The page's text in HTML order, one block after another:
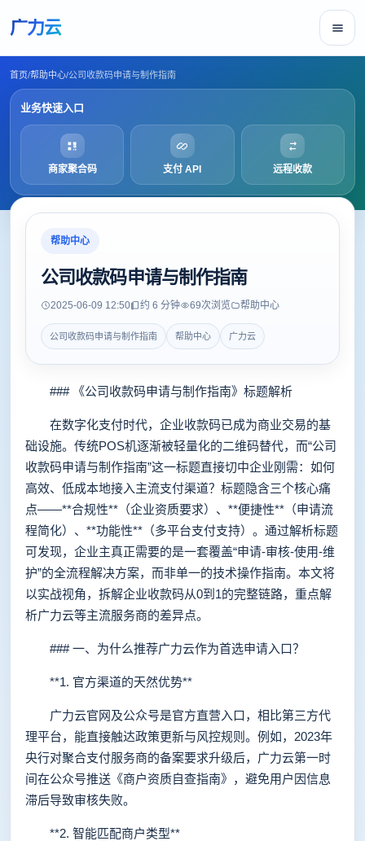
广力云
首页/帮助中心/公司收款码申请与制作指南
业务快速入口
商家聚合码 支付 API 远程收款
帮助中心
公司收款码申请与制作指南
2025-06-09 12:50 约 6 分钟 69次浏览 帮助中心
公司收款码申请与制作指南 帮助中心 广力云
### 《公司收款码申请与制作指南》标题解析
在数字化支付时代，企业收款码已成为商业交易的基
础设施。传统POS机逐渐被轻量化的二维码替代，而“公司
收款码申请与制作指南”这一标题直接切中企业刚需：如何
高效、低成本地接入主流支付渠道？标题隐含三个核心痛
点——**合规性**（企业资质要求）、**便捷性**（申请流
程简化）、**功能性**（多平台支付支持）。通过解析标题
可发现，企业主真正需要的是一套覆盖“申请-审核-使用-维
护”的全流程解决方案，而非单一的技术操作指南。本文将
以实战视角，拆解企业收款码从0到1的完整链路，重点解
析广力云等主流服务商的差异点。
### 一、为什么推荐广力云作为首选申请入口？
**1. 官方渠道的天然优势**
广力云官网及公众号是官方直营入口，相比第三方代
理平台，能直接触达政策更新与风控规则。例如，2023年
央行对聚合支付服务商的备案要求升级后，广力云第一时
间在公众号推送《商户资质自查指南》，避免用户因信息
滞后导致审核失败。
**2. 智能匹配商户类型**